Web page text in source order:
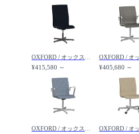
OXFORD / オックスフォード チェア 5スターベース グライド付 ミディアムハイバック シート高さ調整機能・チルト機能付 3193T /
¥415,580 ～ ¥405,680 ～